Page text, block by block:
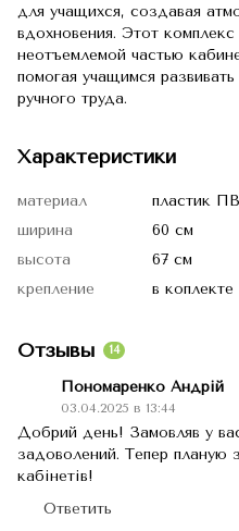
для учащихся, создавая
вдохновения. Этот комплекс
неотъемлемой частью
помогая учащимся
ручного труда.
Характеристики
материал
пластик
ширина
60 см
высота
67 см
крепление
в коплекте
Отзывы 14
Пономаренко Андрій
03.04.2025 в 13:44
Добрий день! Замовляв у
задоволений. Тепер планую
кабінетів!
Ответить